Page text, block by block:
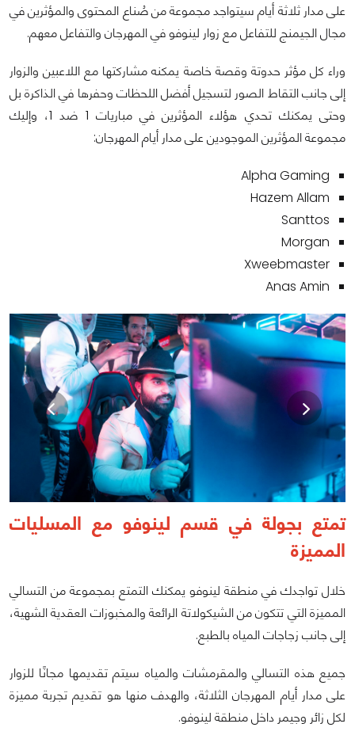
على مدار ثلاثة أيام سيتواجد مجموعة من صُناع المحتوى والمؤثرين في
مجال الجيمنج للتفاعل مع زوار لينوفو في المهرجان والتفاعل معهم.
وراء كل مؤثر حدوتة وقصة خاصة يمكنه مشاركتها مع اللاعبين والزوار
إلى جانب التقاط الصور لتسجيل أفضل اللحظات وحفرها في الذاكرة بل
وحتى يمكنك تحدي هؤلاء المؤثرين في مباريات 1 ضد 1، وإليك
مجموعة المؤثرين الموجودين على مدار أيام المهرجان:
Alpha Gaming
Hazem Allam
Santtos
Morgan
Xweebmaster
Anas Amin
تمتع بجولة في قسم لينوفو مع المسليات
المميزة
خلال تواجدك في منطقة لينوفو يمكنك التمتع بمجموعة من التسالي
المميزة التي تتكون من الشيكولاتة الرائعة والمخبوزات العقدية الشهية،
إلى جانب زجاجات المياه بالطبع.
جميع هذه التسالي والمقرمشات والمياه سيتم تقديمها مجانًا للزوار
على مدار أيام المهرجان الثلاثة، والهدف منها هو تقديم تجربة مميزة
لكل زائر وجيمر داخل منطقة لينوفو.